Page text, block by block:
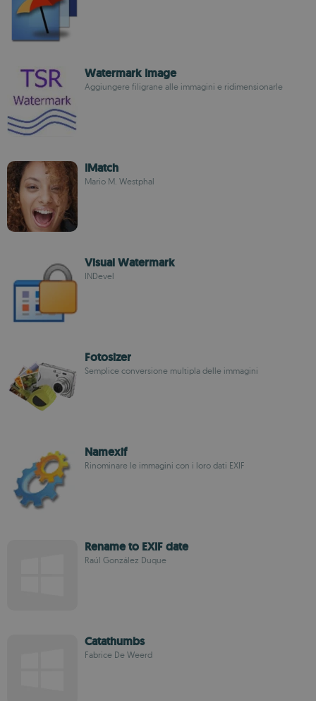
Watermark Image
Aggiungere filigrane alle immagini e ridimensionarle
IMatch
Mario M. Westphal
Visual Watermark
INDevel
Fotosizer
Semplice conversione multipla delle immagini
Namexif
Rinominare le immagini con i loro dati EXIF
Rename to EXIF date
Raúl González Duque
Catathumbs
Fabrice De Weerd